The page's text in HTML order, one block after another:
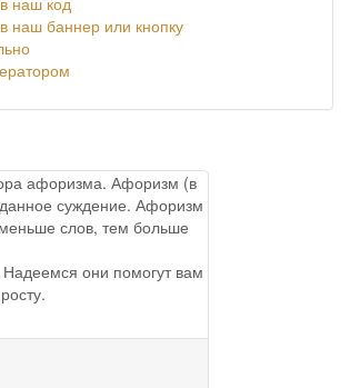
наш баннер или кнопку
афоризма. Афоризм (в
суждение. Афоризм
слов, тем больше
они помогут вам